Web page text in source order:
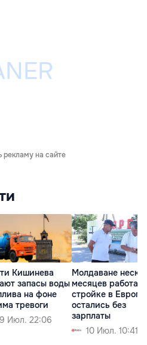
рекламу на сайте
Кишинева
запасы воды
на фоне
тревоги
Июл. 22:06
Молдаване
месяцев
стройке в
остались без
зарплаты
10 Июл. 10:41